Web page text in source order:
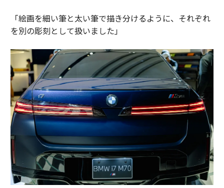
「絵画を細い筆と太い筆で描き分けるように、それぞれ
を別の彫刻として扱いました」